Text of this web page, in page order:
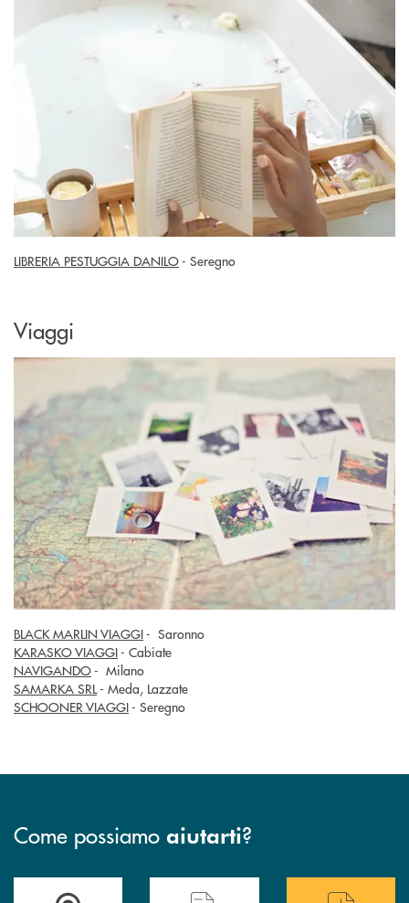
LIBRERIA PESTUGGIA DANILO- Seregno
Viaggi
BLACK MARLIN VIAGGI- Saronno
KARASKO VIAGGI- Cabiate
NAVIGANDO- Milano
SAMARKA SRL- Meda, Lazzate
SCHOONER VIAGGI- Seregno
Come possiamo aiutarti?
Accedi all' elenco completo delle filiali di BCC Barlassina.
Hai bisogno di assistenza immediata ?
Hai bisogno di